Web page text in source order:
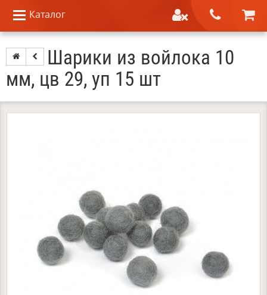
Каталог
Шарики из войлока 10
мм, цв 29, уп 15 шт